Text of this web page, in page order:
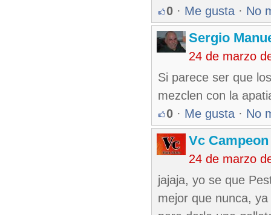
0 · Me gusta · No
Sergio
24 de marzo
Si parece ser que
mezclen con la
0 · Me gusta · No
Vc Campeon
24 de marzo
jajaja, yo se que
mejor que nunca,